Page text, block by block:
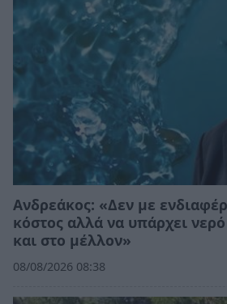
Ανδρεάκος: «Δεν με
κόστος αλλά να υπάρχει
και στο μέλλον»
08/08/2026 08:38